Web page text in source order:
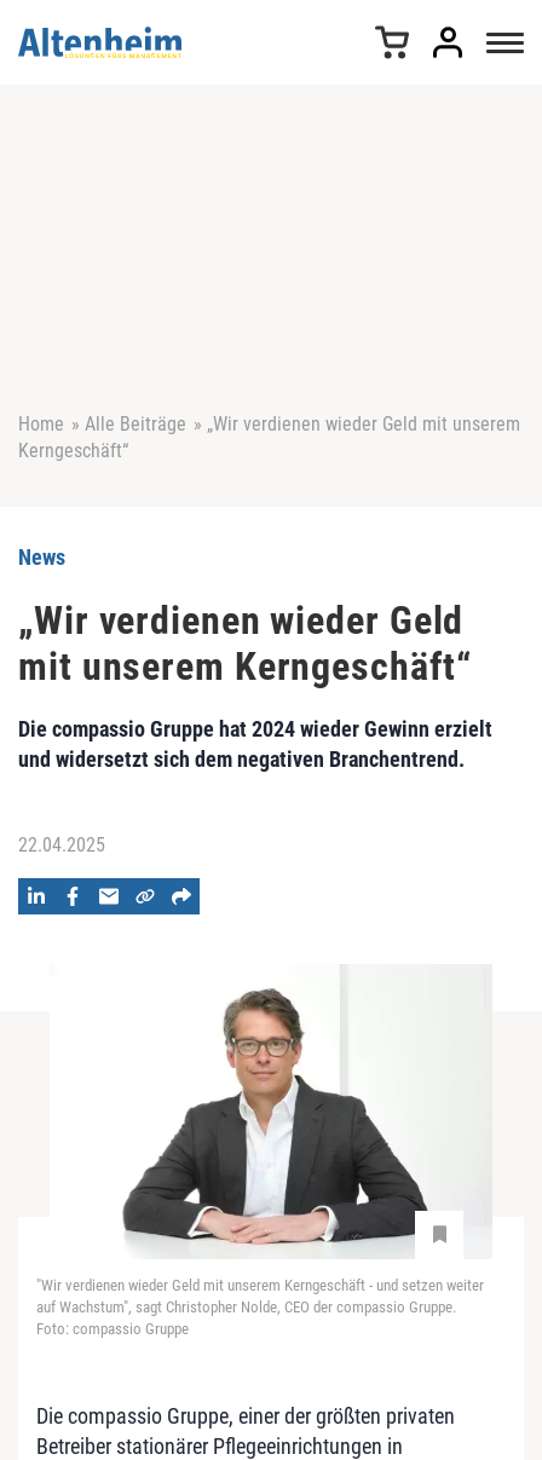
Home » Alle Beiträge » „Wir verdienen wieder Geld mit unserem
Kerngeschäft“
News
„Wir verdienen wieder Geld
mit unserem Kerngeschäft“
Die compassio Gruppe hat 2024 wieder Gewinn erzielt
und widersetzt sich dem negativen Branchentrend.
22.04.2025
"Wir verdienen wieder Geld mit unserem Kerngeschäft - und setzen weiter
auf Wachstum", sagt Christopher Nolde, CEO der compassio Gruppe.
Foto: compassio Gruppe
Die compassio Gruppe, einer der größten privaten
Betreiber stationärer Pflegeeinrichtungen in